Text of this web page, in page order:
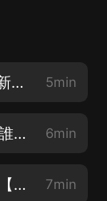
致命未婚夫 001 怪異的被害人【新書懸疑上線】 5min
致命未婚夫 002 遺失的肝臟【是誰的肝臟？】 6min
致命未婚夫 003 案發第二現場！【歡迎訂閱收聽】 7min